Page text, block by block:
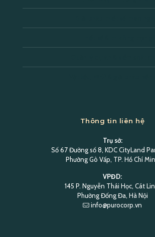
Thông tin liên hệ
Trụ sở:
Số 67 Đường số 8, KDC CityLand
Phường Gò Vấp, TP. Hồ Chí
VPĐD:
145 P. Nguyễn Thái Học, Cát
Phường Đống Đa, Hà Nội
info@purocorp.vn